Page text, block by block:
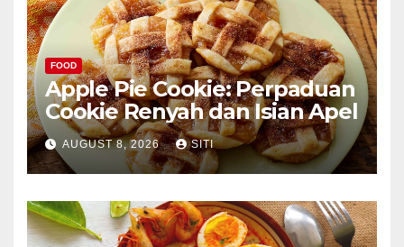
FOOD
Apple Pie Cookie: Perpaduan
Cookie Renyah dan Isian Apel
AUGUST 8, 2026 SITI